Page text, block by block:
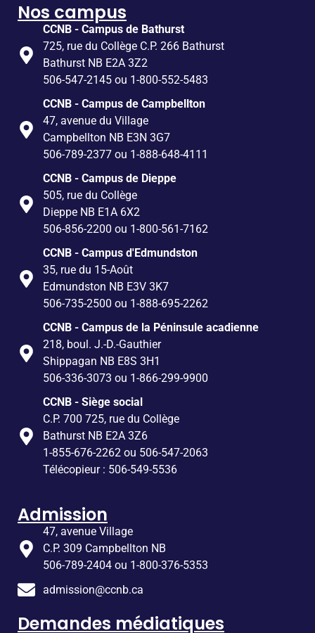
Nos campus
CCNB - Campus de Bathurst
725, rue du Collège C.P. 266 Bathurst
Bathurst NB E2A 3Z2
506-547-2145 ou 1-800-552-5483
CCNB - Campus de Campbellton
47, avenue du Village
Campbellton NB E3N 3G7
506-789-2377 ou 1-888-648-4111
CCNB - Campus de Dieppe
505, rue du Collège
Dieppe NB E1A 6X2
506-856-2200 ou 1-800-561-7162
CCNB - Campus d'Edmundston
35, rue du 15-Août
Edmundston NB E3V 3K7
506-735-2500 ou 1-888-695-2262
CCNB - Campus de la Péninsule acadienne
218, boul. J.-D.-Gauthier
Shippagan NB E8S 3H1
506-336-3073 ou 1-866-299-9900
CCNB - Siège social
C.P. 700 725, rue du Collège
Bathurst NB E2A 3Z6
1-855-676-2262 ou 506-547-2063
Télécopieur : 506-549-5536
Admission
47, avenue Village
C.P. 309 Campbellton NB
506-789-2404 ou 1-800-376-5353
admission@ccnb.ca
Demandes médiatiques